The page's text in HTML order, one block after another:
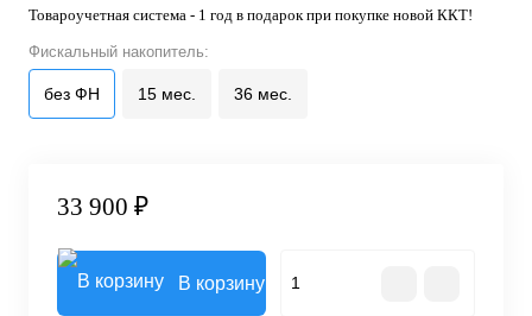
Товароучетная система - 1 год в подарок при покупке новой ККТ!
Фискальный накопитель:
без ФН 15 мес. 36 мес.
33 900 ₽
В корзину